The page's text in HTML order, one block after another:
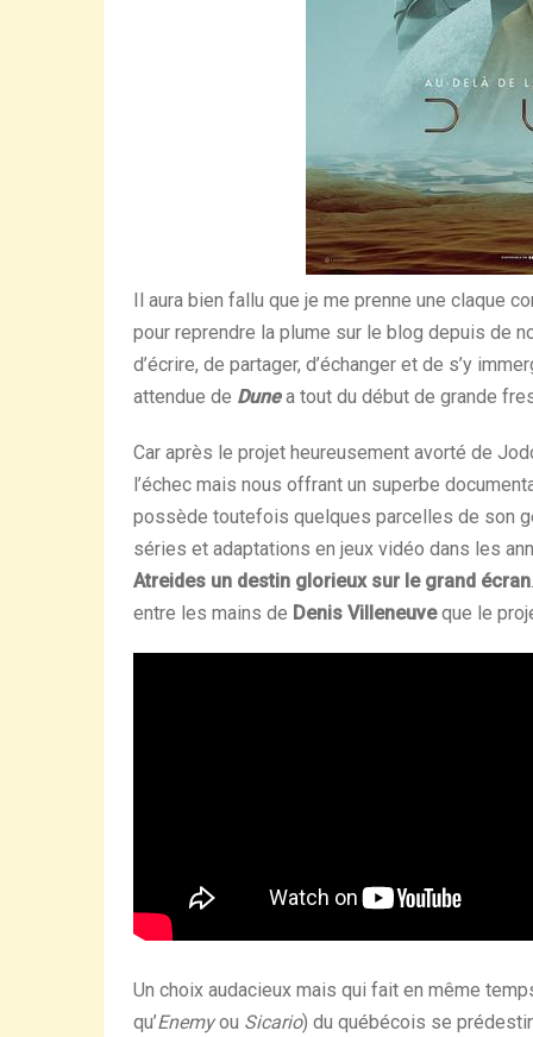
Il aura bien fallu que je me prenne une claque
pour reprendre la plume sur le blog depuis de
d’écrire, de partager, d’échanger et de s’y
attendue de Dune a tout du début de grande
Car après le projet heureusement avorté de
l’échec mais nous offrant un superbe
possède toutefois quelques parcelles de son
séries et adaptations en jeux vidéo dans les
Atreides un destin glorieux sur le grand écran
entre les mains de Denis Villeneuveque le
Un choix audacieux mais qui fait en même
qu’Enemyou Sicario) du québécois se